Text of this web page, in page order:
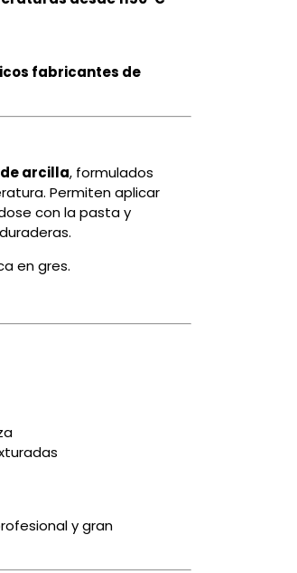
fabricantes de
arcilla, formulados
Permiten aplicar
con la pasta y
en gres.
y gran